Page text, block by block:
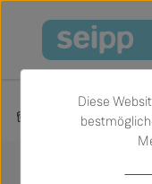
Zum Hauptinhalt springen
Produkte Garten
Diese